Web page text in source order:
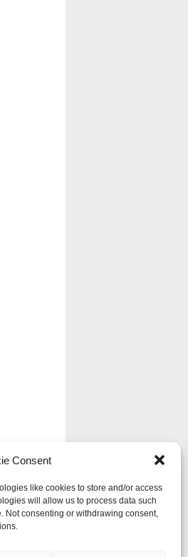
Consent
like cookies to store and/or access
will allow us to process data such
Not consenting or withdrawing consent,